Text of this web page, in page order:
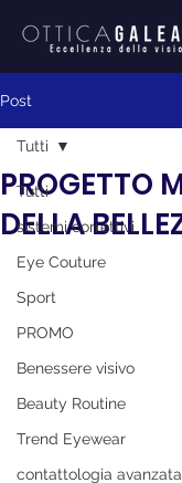
Post
Tutti
sistemi correttivi
Eye Couture
Sport
PROMO
Benessere visivo
Beauty Routine
Trend Eyewear
contattologia avanzata
Tutti
PROGETTO
DELLA